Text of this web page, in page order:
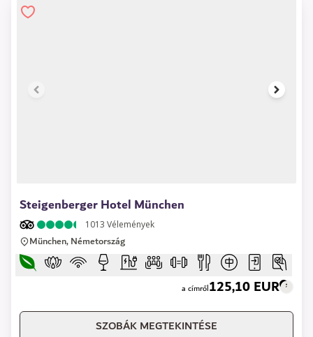
Steigenberger Hotel München
1013 Vélemények
München, Németország
a címről125,10 EUR
SZOBÁK MEGTEKINTÉSE